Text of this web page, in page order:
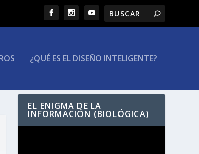
¿QUÉ ES EL DISEÑO INTELIGENTE?
EL ENIGMA DE LA
INFORMACIÓN (BIOLÓGICA)